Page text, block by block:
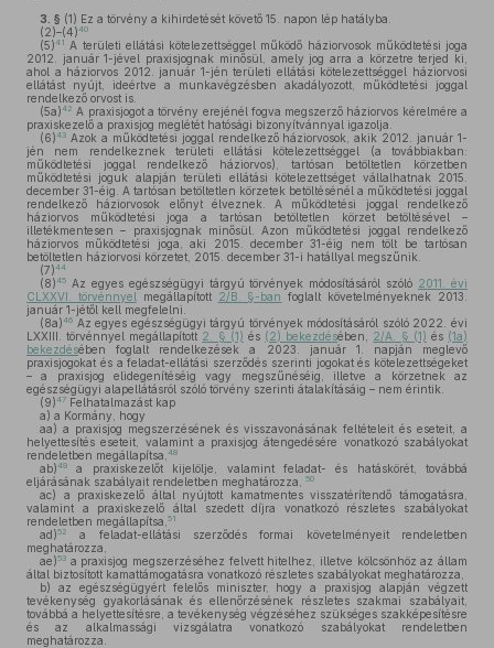
3. § (1) Ez a törvény a kihirdetését követő 15. napon lép hatályba.
(2)–(4)40
(5)41 A területi ellátási kötelezettséggel működő háziorvosok működtetési joga
2012. január 1-jével praxisjognak minősül, amely jog arra a körzetre terjed ki,
ahol a háziorvos 2012. január 1-jén területi ellátási kötelezettséggel háziorvosi
ellátást nyújt, ideértve a munkavégzésben akadályozott, működtetési joggal
rendelkező orvost is.
(5a)42 A praxisjogot a törvény erejénél fogva megszerző háziorvos kérelmére a
praxiskezelő a praxisjog meglétét hatósági bizonyítvánnyal igazolja.
(6)43 Azok a működtetési joggal rendelkező háziorvosok, akik 2012. január 1-
jén nem rendelkeznek területi ellátási kötelezettséggel (a továbbiakban:
működtetési joggal rendelkező háziorvos), tartósan betöltetlen körzetben
működtetési joguk alapján területi ellátási kötelezettséget vállalhatnak 2015.
december 31-éig. A tartósan betöltetlen körzetek betöltésénél a működtetési joggal
rendelkező háziorvosok előnyt élveznek. A működtetési joggal rendelkező
háziorvos működtetési joga a tartósan betöltetlen körzet betöltésével –
illetékmentesen – praxisjognak minősül. Azon működtetési joggal rendelkező
háziorvos működtetési joga, aki 2015. december 31-éig nem tölt be tartósan
betöltetlen háziorvosi körzetet, 2015. december 31-i hatállyal megszűnik.
(7)44
(8)45 Az egyes egészségügyi tárgyú törvények módosításáról szóló 2011. évi
CLXXVI. törvénnyel megállapított 2/B. §-ban foglalt követelményeknek 2013.
január 1-jétől kell megfelelni.
(8a)46 Az egyes egészségügyi tárgyú törvények módosításáról szóló 2022. évi
LXXIII. törvénnyel megállapított 2. § (1) és (2) bekezdésében, 2/A. § (1) és (1a)
bekezdésében foglalt rendelkezések a 2023. január 1. napján meglevő
praxisjogokat és a feladat-ellátási szerződés szerinti jogokat és kötelezettségeket
– a praxisjog elidegenítéséig vagy megszűnéséig, illetve a körzetnek az
egészségügyi alapellátásról szóló törvény szerinti átalakításáig – nem érintik.
(9)47 Felhatalmazást kap
a) a Kormány, hogy
aa) a praxisjog megszerzésének és visszavonásának feltételeit és eseteit, a
helyettesítés eseteit, valamint a praxisjog átengedésére vonatkozó szabályokat
rendeletben megállapítsa, 48
ab)49
a praxiskezelőt kijelölje, valamint feladat- és hatáskörét, továbbá
eljárásának szabályait rendeletben meghatározza,
50
ac) a praxiskezelő által nyújtott kamatmentes visszatérítendő támogatásra,
valamint a praxiskezelő által szedett díjra vonatkozó részletes szabályokat
rendeletben megállapítsa, 51
ad)52
a feladat-ellátási szerződés formai követelményeit rendeletben
meghatározza,
ae)53 a praxisjog megszerzéséhez felvett hitelhez, illetve kölcsönhöz az állam
által biztosított kamattámogatásra vonatkozó részletes szabályokat meghatározza,
b) az egészségügyért felelős miniszter, hogy a praxisjog alapján végzett
tevékenység gyakorlásának és ellenőrzésének részletes szakmai szabályait,
továbbá a helyettesítésre, a tevékenység végzéséhez szükséges szakképesítésre
és az alkalmassági vizsgálatra vonatkozó szabályokat rendeletben
meghatározza.